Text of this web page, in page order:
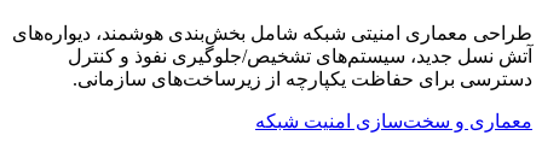
طراحی معماری امنیتی شبکه شامل بخش‌بندی هوشمند، دیواره‌های
آتش نسل جدید، سیستم‌های تشخیص/جلوگیری نفوذ و کنترل
دسترسی برای حفاظت یکپارچه از زیرساخت‌های سازمانی.
معماری و سخت‌سازی امنیت شبکه